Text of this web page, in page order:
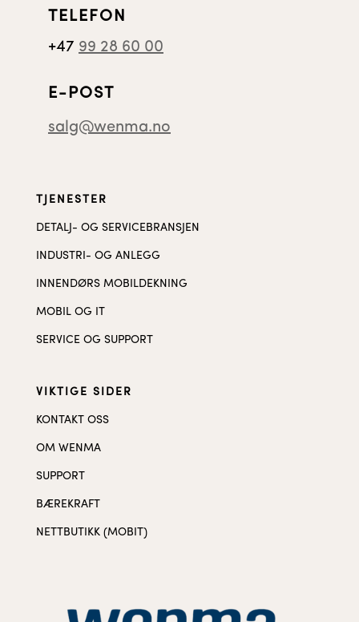
TELEFON
+47 99 28 60 00
E-POST
salg@wenma.no
TJENESTER
DETALJ- OG SERVICEBRANSJEN
INDUSTRI- OG ANLEGG
INNENDØRS MOBILDEKNING
MOBIL OG IT
SERVICE OG SUPPORT
VIKTIGE SIDER
KONTAKT OSS
OM WENMA
SUPPORT
BÆREKRAFT
NETTBUTIKK (MOBIT)